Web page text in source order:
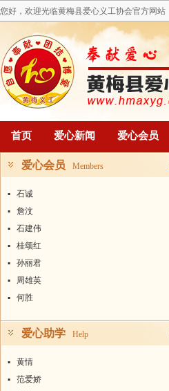
您好，欢迎光临黄梅县爱心义工协会官方网站
首页 爱心新闻 爱心会员
爱心会员 Members
▪
石诚
▪
詹汶
▪
石建伟
▪
桂颂红
▪
孙丽君
▪
周雄英
▪
何胜
爱心助学 Help
▪
黄情
▪
范爱娇